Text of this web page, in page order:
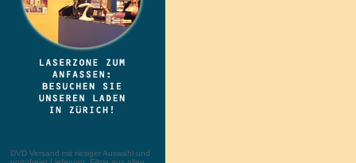
DVD Versand mit riesiger Auswahl und